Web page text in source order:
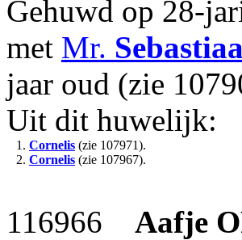
Gehuwd op 28-
met Mr.
jaar oud (zie
Uit dit huwelijk:
1. Cornelis (zie 107971).
2. Cornelis (zie 107967).
116966 Aafje